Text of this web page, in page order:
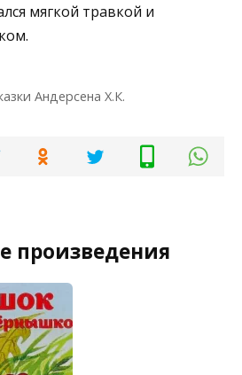
мягкой травкой и
Андерсена Х.К.
произведения